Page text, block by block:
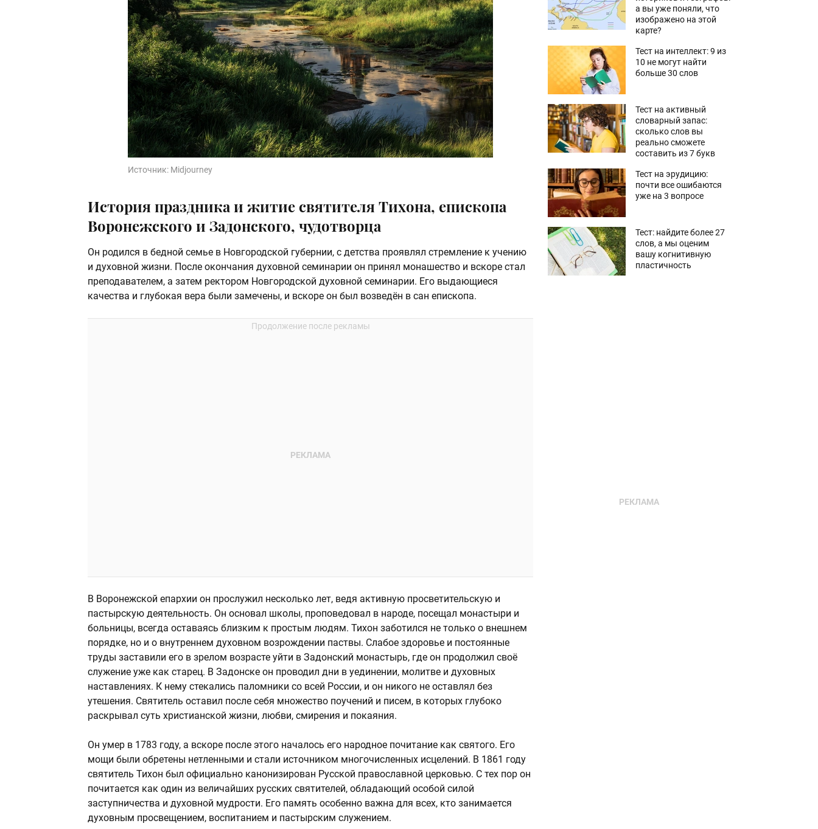
Источник: Midjourney
История праздника и житие святителя Тихона, епископа
Воронежского и Задонского, чудотворца
Он родился в бедной семье в Новгородской губернии, с детства проявлял стремление к учению
и духовной жизни. После окончания духовной семинарии он принял монашество и вскоре стал
преподавателем, а затем ректором Новгородской духовной семинарии. Его выдающиеся
качества и глубокая вера были замечены, и вскоре он был возведён в сан епископа.
В Воронежской епархии он прослужил несколько лет, ведя активную просветительскую и
пастырскую деятельность. Он основал школы, проповедовал в народе, посещал монастыри и
больницы, всегда оставаясь близким к простым людям. Тихон заботился не только о внешнем
порядке, но и о внутреннем духовном возрождении паствы. Слабое здоровье и постоянные
труды заставили его в зрелом возрасте уйти в Задонский монастырь, где он продолжил своё
служение уже как старец. В Задонске он проводил дни в уединении, молитве и духовных
наставлениях. К нему стекались паломники со всей России, и он никого не оставлял без
утешения. Святитель оставил после себя множество поучений и писем, в которых глубоко
раскрывал суть христианской жизни, любви, смирения и покаяния.
Он умер в 1783 году, а вскоре после этого началось его народное почитание как святого. Его
мощи были обретены нетленными и стали источником многочисленных исцелений. В 1861 году
святитель Тихон был официально канонизирован Русской православной церковью. С тех пор он
почитается как один из величайших русских святителей, обладающий особой силой
заступничества и духовной мудрости. Его память особенно важна для всех, кто занимается
духовным просвещением, воспитанием и пастырским служением.
а вы уже поняли, что
изображено на этой
карте?
Тест на интеллект: 9 из
10 не могут найти
больше 30 слов
Тест на активный
словарный запас:
сколько слов вы
реально сможете
составить из 7 букв
Тест на эрудицию:
почти все ошибаются
уже на 3 вопросе
Тест: найдите более 27
слов, а мы оценим
вашу когнитивную
пластичность